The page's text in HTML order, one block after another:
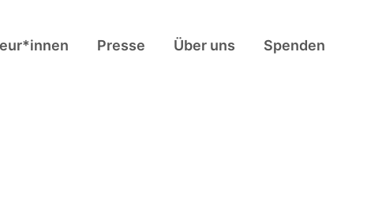
Presse Über uns Spenden